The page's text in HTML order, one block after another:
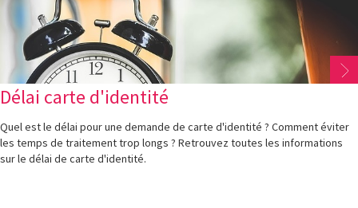
Délai carte d'identité
Quel est le délai pour une demande de carte d'identité ? Comment éviter
les temps de traitement trop longs ? Retrouvez toutes les informations
sur le délai de carte d'identité.